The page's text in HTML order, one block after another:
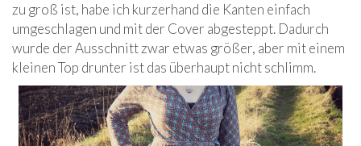
zu groß ist, habe ich kurzerhand die Kanten einfach
umgeschlagen und mit der Cover abgesteppt. Dadurch
wurde der Ausschnitt zwar etwas größer, aber mit einem
kleinen Top drunter ist das überhaupt nicht schlimm.